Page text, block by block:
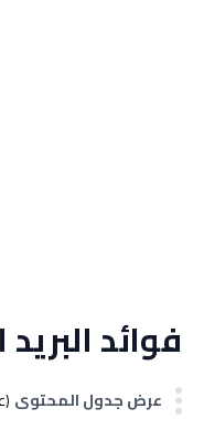
فوائد البريد
عرض جدول المحتوى